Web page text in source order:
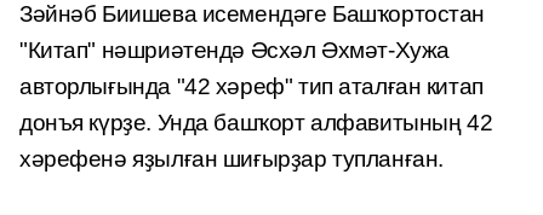
Зәйнәб Биишева исемендәге Башҡортостан
"Китап" нәшриәтендә Әсхәл Әхмәт-Хужа
авторлығында "42 хәреф" тип аталған китап
донъя күрҙе. Унда башҡорт алфавитының 42
хәрефенә яҙылған шиғырҙар тупланған.